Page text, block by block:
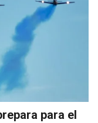
para el